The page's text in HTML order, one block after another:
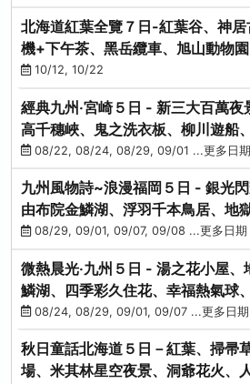
北海道紅葉全覽７日-紅葉谷、神
機+下午茶、黑岳纜車、旭山動物
涮涮鍋(不進免稅店)
10/12, 10/22
經典九州‧宮崎５日 - 新三大百萬夜
高千穗峽、鬼之洗衣板、柳川遊船
見學試飲
08/22, 08/24, 08/29, 09/01 ...更多日期
九州風物詩~浪漫福岡５日 - 銀光閃
由布院金鱗湖、浮羽千本鳥居、地
晚宴、鸕鶿捕魚
08/29, 09/01, 09/07, 09/08 ...更多日期
微熱晨光‧九州５日 - 湯之花小屋
鱗湖、四季彩久住花、幸福熱氣球
鐵、螃蟹吃到飽
08/24, 08/29, 09/01, 09/07 ...更多日期
秋日童話北海道５日－紅葉、掃帚
場、米其林星空夜景、洞爺花火、